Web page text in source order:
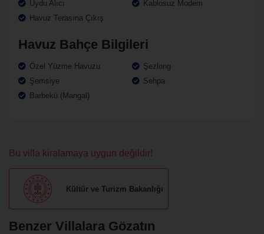
Uydu Alıcı
Kablosuz Modem
Havuz Terasına Çıkış
Havuz Bahçe Bilgileri
Özel Yüzme Havuzu
Şezlong
Şemsiye
Sehpa
Barbekü (Mangal)
Bu villa kiralamaya uygun değildir!
Kültür ve Turizm Bakanlığı
Benzer Villalara Gözatın